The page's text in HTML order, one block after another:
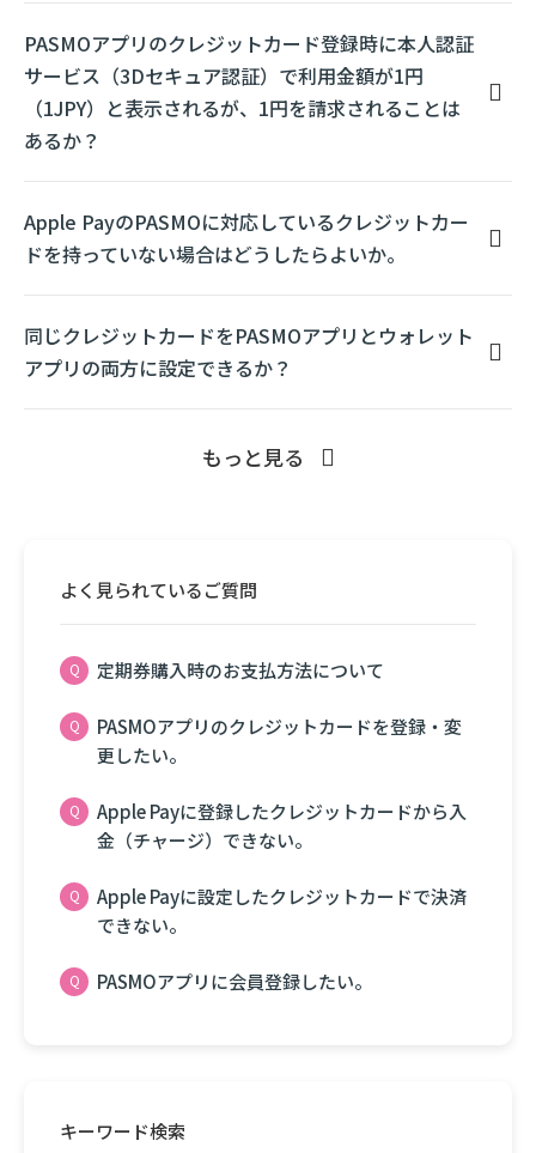
PASMOアプリのクレジットカード登録時に本人認証
サービス（3Dセキュア認証）で利用金額が1円
（1JPY）と表示されるが、1円を請求されることは
あるか？
Apple PayのPASMOに対応しているクレジットカー
ドを持っていない場合はどうしたらよいか。
同じクレジットカードをPASMOアプリとウォレット
アプリの両方に設定できるか？
もっと見る
よく見られているご質問
定期券購入時のお支払方法について
PASMOアプリのクレジットカードを登録・変
更したい。
Apple Payに登録したクレジットカードから入
金（チャージ）できない。
Apple Payに設定したクレジットカードで決済
できない。
PASMOアプリに会員登録したい。
キーワード検索